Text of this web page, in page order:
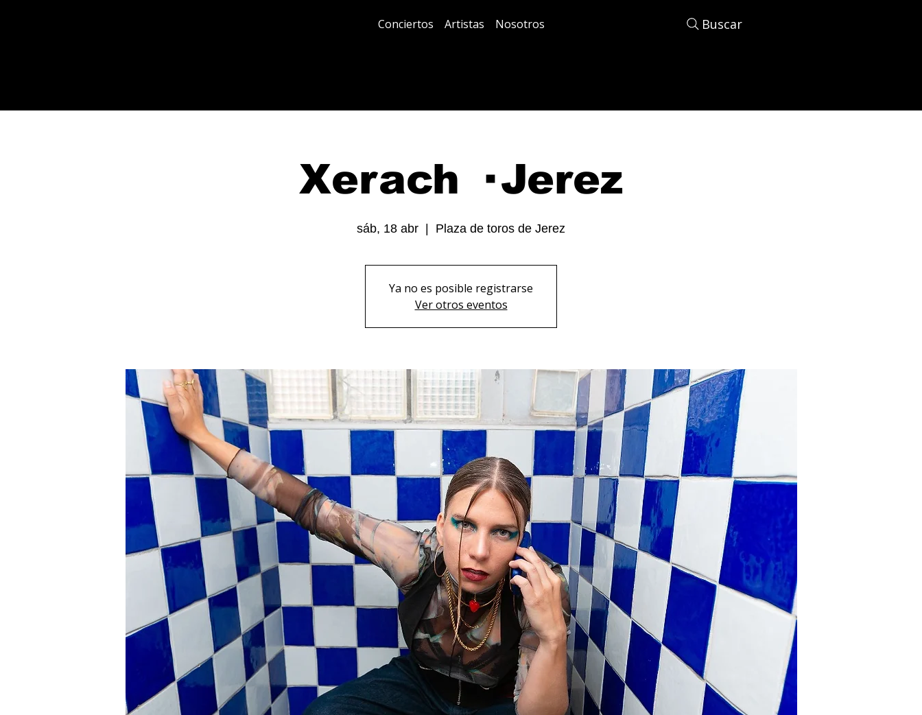
Conciertos Artistas Nosotros Buscar
Xerach · Jerez
sáb, 18 abr Plaza de toros de Jerez
Ya no es posible registrarse
Ver otros eventos